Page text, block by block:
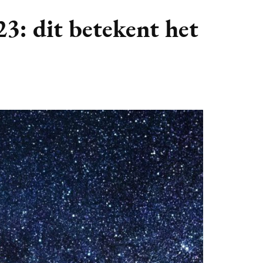
(BULLET) JOURNALLING
DUURZAAMHEID
WILDPLUKKEN
GEZOCHT!
NIEUWS
SAMENWERKEN
CONTACT
dit betekent het